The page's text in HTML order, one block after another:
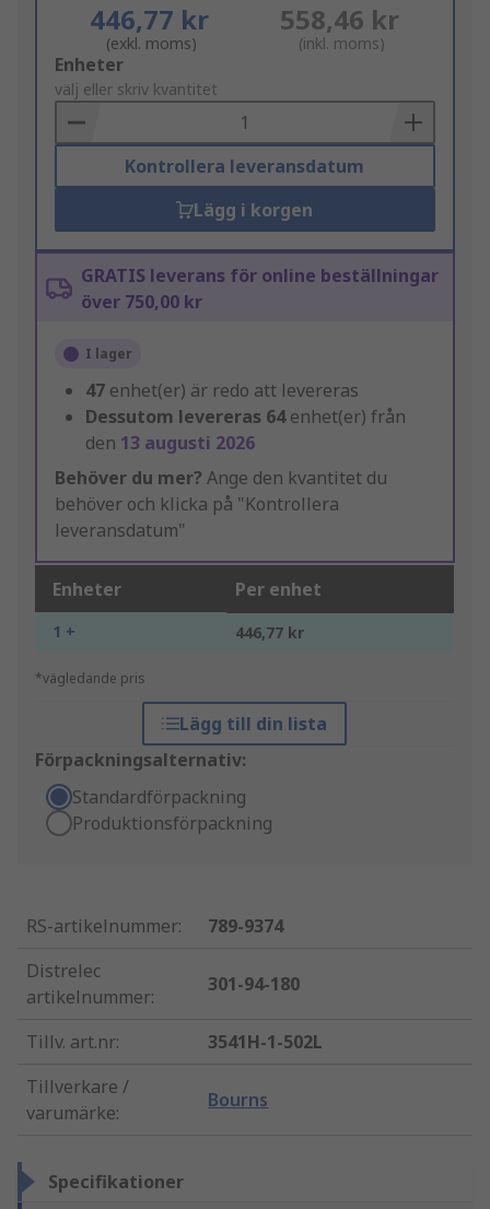
446,77 kr
(exkl. moms)
558,46 kr
(inkl. moms)
Add
to
Basket
Enheter
välj eller skriv kvantitet
Kontrollera leveransdatum
Lägg i korgen
GRATIS leverans för online beställningar
över 750,00 kr
I lager
47 enhet(er) är redo att levereras
Dessutom levereras 64enhet(er) från
den 13 augusti 2026
Behöver du mer? Ange den kvantitet du
behöver och klicka på "Kontrollera
leveransdatum"
Enheter Per enhet
1 + 446,77 kr
*vägledande pris
Lägg till din lista
Förpackningsalternativ:
Standardförpackning
Produktionsförpackning
RS-artikelnummer:
789-9374
Distrelec
artikelnummer:
301-94-180
Tillv. art.nr:
3541H-1-502L
Tillverkare /
varumärke:
Bourns
Specifikationer